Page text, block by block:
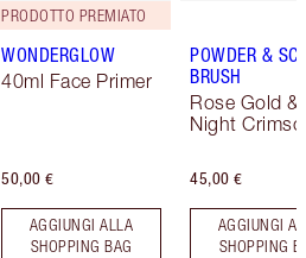
PRODOTTO PREMIATO
WONDERGLOW
40ml Face Primer
50,00 €
AGGIUNGI ALLA
SHOPPING BAG
POWDER &
BRUSH
Rose Gold &
Night
45,00 €
AGGIUNGI
SHOPPING